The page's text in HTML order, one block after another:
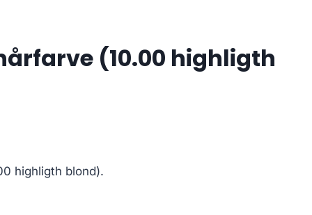
(10.00 highligth
pris
highligth blond).